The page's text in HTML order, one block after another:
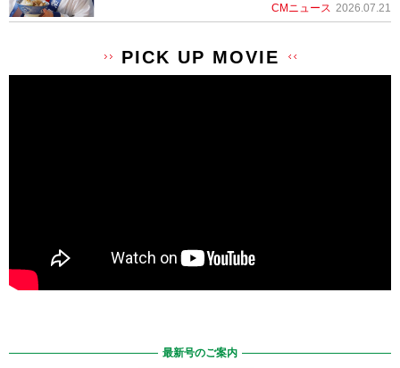
CMニュース 2026.07.21
PICK UP MOVIE
最新号のご案内